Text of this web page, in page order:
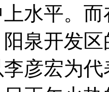
水平。
泉开发
彦宏为